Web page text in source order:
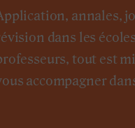
annales,
dans les
tout est
accompagner